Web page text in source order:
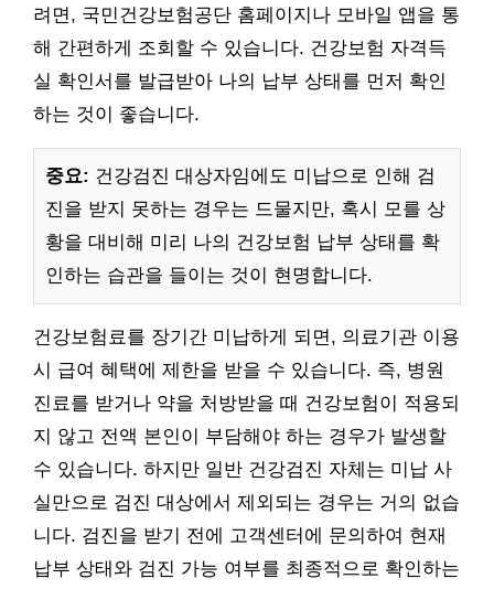
려면, 국민건강보험공단 홈페이지나 모바일 앱을 통
해 간편하게 조회할 수 있습니다. 건강보험 자격득
실 확인서를 발급받아 나의 납부 상태를 먼저 확인
하는 것이 좋습니다.
중요: 건강검진 대상자임에도 미납으로 인해 검
진을 받지 못하는 경우는 드물지만, 혹시 모를 상
황을 대비해 미리 나의 건강보험 납부 상태를 확
인하는 습관을 들이는 것이 현명합니다.
건강보험료를 장기간 미납하게 되면, 의료기관 이용
시 급여 혜택에 제한을 받을 수 있습니다. 즉, 병원
진료를 받거나 약을 처방받을 때 건강보험이 적용되
지 않고 전액 본인이 부담해야 하는 경우가 발생할
수 있습니다. 하지만 일반 건강검진 자체는 미납 사
실만으로 검진 대상에서 제외되는 경우는 거의 없습
니다. 검진을 받기 전에 고객센터에 문의하여 현재
납부 상태와 검진 가능 여부를 최종적으로 확인하는